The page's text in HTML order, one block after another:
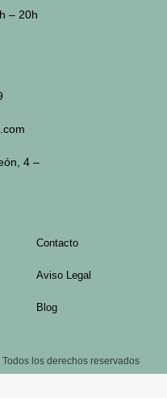
– 20h
4 –
Contacto
Aviso Legal
Blog
los derechos reservados